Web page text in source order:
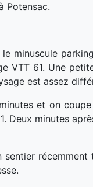
Potensac.
minuscule
VTT 61. Une
est assez
et on
Deux minutes
sentier